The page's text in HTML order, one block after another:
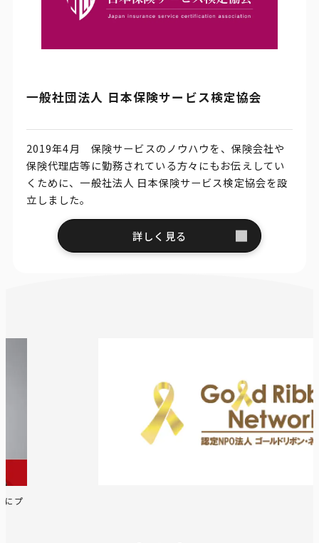
一般社団法人 日本保険サービス検定協会
2019年4月 保険サービスのノウハウを、保険会社や
保険代理店等に勤務されている方々にもお伝えしてい
くために、一般社法人 日本保険サービス検定協会を設
立しました。
詳しく見る